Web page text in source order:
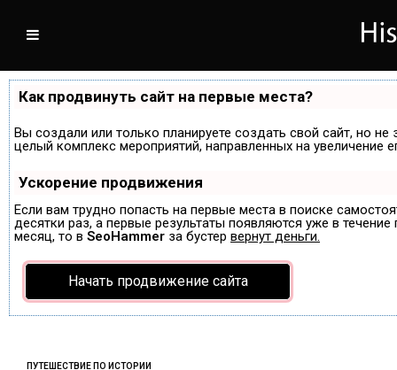
Как продвинуть сайт на первые места?
Вы создали или только планируете создать свой сайт, но
целый комплекс мероприятий, направленных на
Ускорение продвижения
Если вам трудно попасть на первые места в поиске
десятки раз, а первые результаты появляются уже в
месяц, то в SeoHammer за бустер вернут деньги.
Начать продвижение сайта
ПУТЕШЕСТВИЕ ПО ИСТОРИИ